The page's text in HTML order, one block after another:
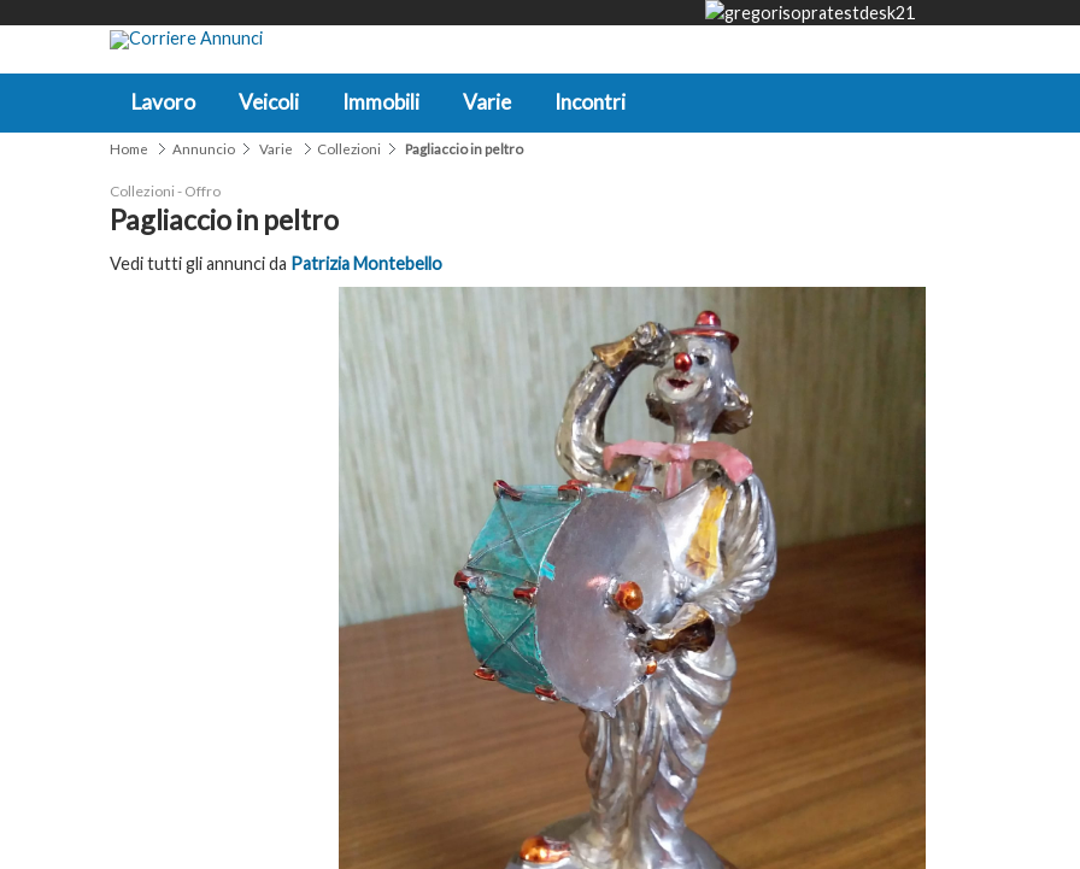
Lavoro Veicoli Immobili Varie Incontri
Home Annuncio Varie Collezioni Pagliaccio in peltro
Collezioni - Offro
Pagliaccio in peltro
Vedi tutti gli annunci da Patrizia Montebello